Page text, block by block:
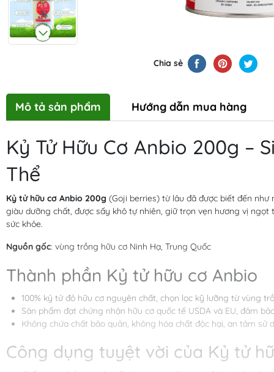
Chia sẻ
Mô tả sản phẩm Hướng dẫn mua hàng
Kỷ Tử Hữu Cơ Anbio 200g –
Thể
Kỷ tử hữu cơ Anbio 200g (Goji berries) từ lâu đã được biết đến
giàu dưỡng chất, được sấy khô tự nhiên, giữ trọn vẹn hương vị
sức khỏe.
Nguồn gốc: vùng trồng hữu cơ Ninh Hạ, Trung Quốc
Thành phần Kỷ tử hữu cơ Anbio
100% kỷ tử đỏ hữu cơ nguyên chất, chọn lọc kỹ lưỡng từ vùng
Sản phẩm đạt chứng nhận hữu cơ quốc tế USDA và EU, đảm
Không chứa chất bảo quản, không hóa chất độc hại, an tâm sử
Công dụng tuyệt vời của Kỷ tử